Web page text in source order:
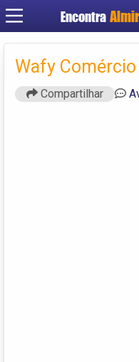
Encontra
Wafy
Compartilhar